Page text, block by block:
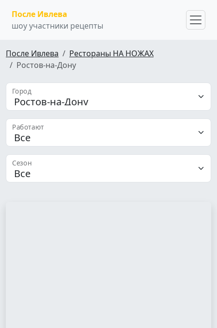
После Ивлева
шоу участники рецепты
После Ивлева
Рестораны НА НОЖАХ
Ростов-на-Дону
Город
Работают
Сезон